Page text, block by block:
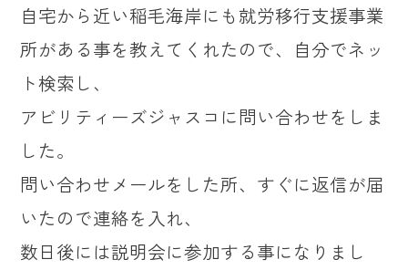
自宅から近い稲毛海岸にも就労移行支援事業
所がある事を教えてくれたので、自分でネッ
ト検索し、
アビリティーズジャスコに問い合わせをしま
した。
問い合わせメールをした所、すぐに返信が届
いたので連絡を入れ、
数日後には説明会に参加する事になりまし